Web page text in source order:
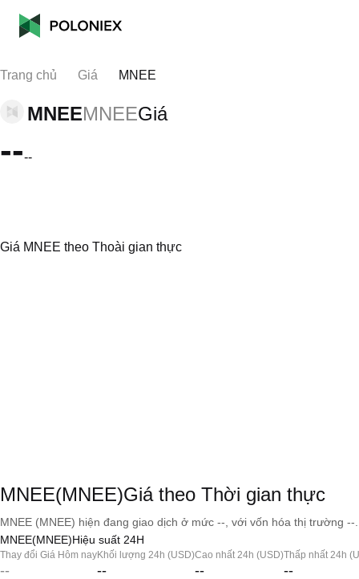
Trang chủ Giá MNEE
MNEEMNEEGiá
----
Giá MNEE theo Thoài gian thực
MNEE(MNEE)Giá theo Thời gian thực
MNEE (MNEE) hiện đang giao dịch ở mức --, với vốn hóa thị trường --.
MNEE(MNEE)Hiệu suất 24H
Thay đổi Giá Hôm nay
--
Khối lượng 24h (USD)
--
Cao nhất 24h (USD)
--
Thấp nhất 24h
--